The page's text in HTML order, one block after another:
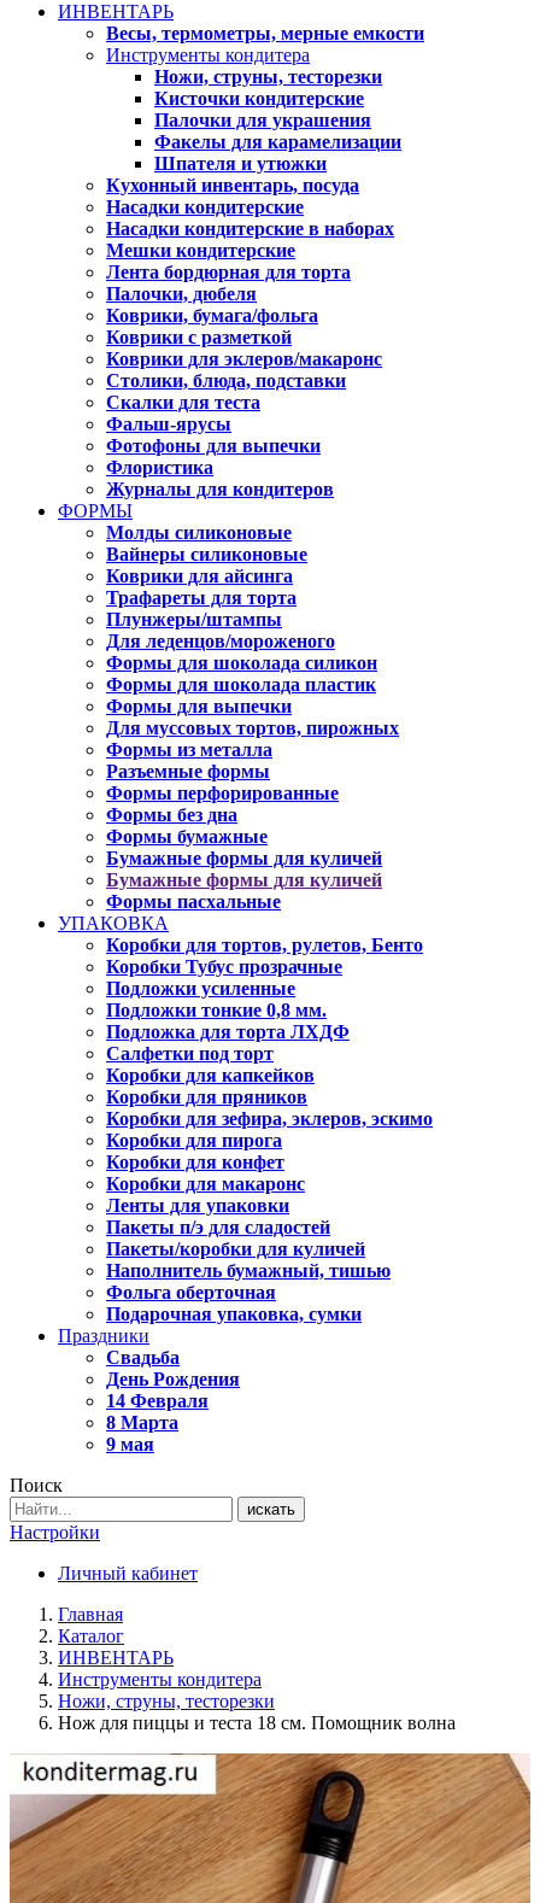
ИНВЕНТАРЬ
Весы, термометры, мерные емкости
Инструменты кондитера
Ножи, струны, тесторезки
Кисточки кондитерские
Палочки для украшения
Факелы для карамелизации
Шпателя и утюжки
Кухонный инвентарь, посуда
Насадки кондитерские
Насадки кондитерские в наборах
Мешки кондитерские
Лента бордюрная для торта
Палочки, дюбеля
Коврики, бумага/фольга
Коврики с разметкой
Коврики для эклеров/макаронс
Столики, блюда, подставки
Скалки для теста
Фальш-ярусы
Фотофоны для выпечки
Флористика
Журналы для кондитеров
ФОРМЫ
Молды силиконовые
Вайнеры силиконовые
Коврики для айсинга
Трафареты для торта
Плунжеры/штампы
Для леденцов/мороженого
Формы для шоколада силикон
Формы для шоколада пластик
Формы для выпечки
Для муссовых тортов, пирожных
Формы из металла
Разъемные формы
Формы перфорированные
Формы без дна
Формы бумажные
Бумажные формы для куличей
Бумажные формы для куличей
Формы пасхальные
УПАКОВКА
Коробки для тортов, рулетов, Бенто
Коробки Тубус прозрачные
Подложки усиленные
Подложки тонкие 0,8 мм.
Подложка для торта ЛХДФ
Салфетки под торт
Коробки для капкейков
Коробки для пряников
Коробки для зефира, эклеров, эскимо
Коробки для пирога
Коробки для конфет
Коробки для макаронс
Ленты для упаковки
Пакеты п/э для сладостей
Пакеты/коробки для куличей
Наполнитель бумажный, тишью
Фольга оберточная
Подарочная упаковка, сумки
Праздники
Свадьба
День Рождения
14 Февраля
8 Марта
9 мая
Поиск
искать
Настройки
Личный кабинет
Главная
Каталог
ИНВЕНТАРЬ
Инструменты кондитера
Ножи, струны, тесторезки
Нож для пиццы и теста 18 см. Помощник волна